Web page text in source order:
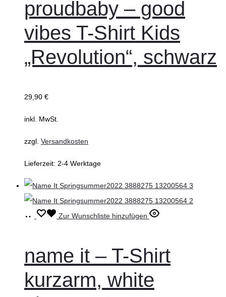
mehrere
Varianten
auf.
Die
der
werden
proudbaby – good
vibes T-Shirt Kids
„Revolution“, schwarz
29,90 €
inkl. MwSt.
zzgl. Versandkosten
Lieferzeit: 2-4 Werktage
Ausführung
Dieses
mehrere
Varianten
auf.
Zur Wunschliste hinzufügen
name it – T-Shirt
kurzarm, white